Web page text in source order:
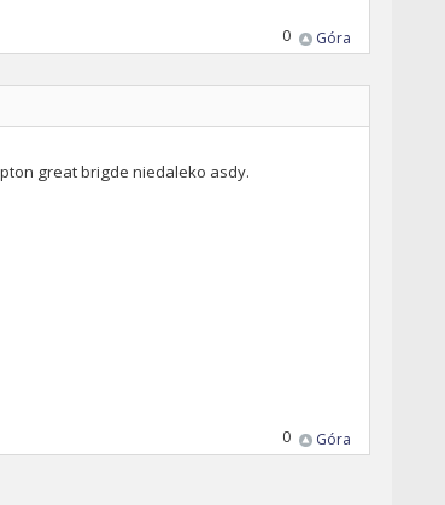
Góra
0
great brigde niedaleko asdy.
Góra
0